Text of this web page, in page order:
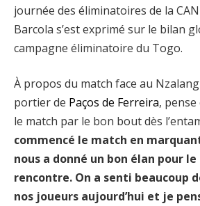
journée des éliminatoires de la
Barcola s’est exprimé sur le bilan
campagne éliminatoire du Togo.
À propos du match face au
portier de Paços de Ferreira,
le match par le bon bout dès
commencé le match en
nous a donné un bon élan pour
rencontre. On a senti beaucoup
nos joueurs aujourd’hui et je